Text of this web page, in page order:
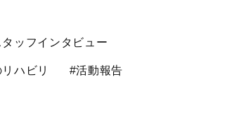
ッフインタビュー
ハビリ #活動報告